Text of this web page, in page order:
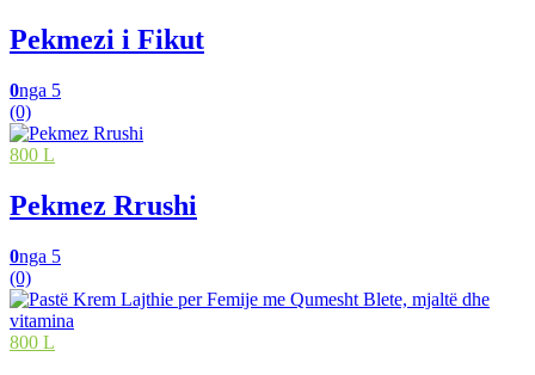
Pekmezi i Fikut
0nga 5
(0)
800 L
Pekmez Rrushi
0nga 5
(0)
800 L